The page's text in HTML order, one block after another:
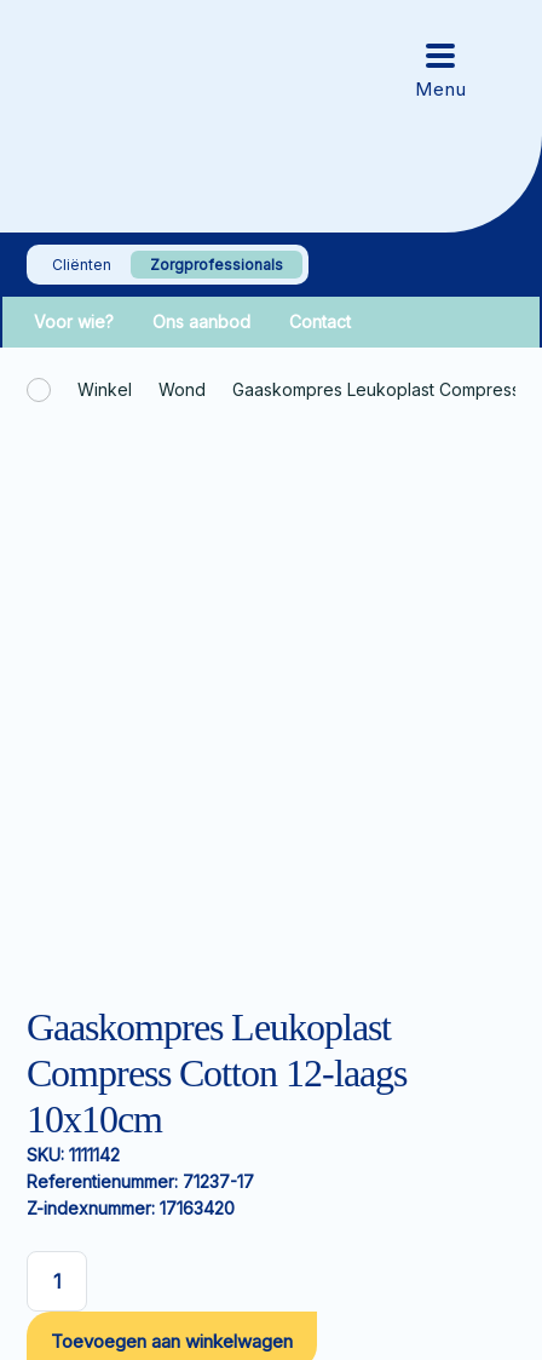
Cliënten Zorgprofessionals
Voor wie? Ons aanbod Contact
Winkel Wond Gaaskompres Leukoplast Compress
Gaaskompres Leukoplast
Compress Cotton 12-laags
10x10cm
SKU: 1111142
Referentienummer: 71237-17
Z-indexnummer: 17163420
Gaaskompres
Leukoplast
Compress
Toevoegen aan winkelwagen